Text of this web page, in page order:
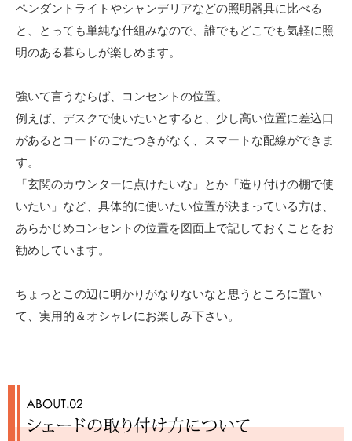
ペンダントライトやシャンデリアなどの照明器具に比べる
と、とっても単純な仕組みなので、誰でもどこでも気軽に照
明のある暮らしが楽しめます。
強いて言うならば、コンセントの位置。
例えば、デスクで使いたいとすると、少し高い位置に差込口
があるとコードのごたつきがなく、スマートな配線ができま
す。
「玄関のカウンターに点けたいな」とか「造り付けの棚で使
いたい」など、具体的に使いたい位置が決まっている方は、
あらかじめコンセントの位置を図面上で記しておくことをお
勧めしています。
ちょっとこの辺に明かりがなりないなと思うところに置い
て、実用的＆オシャレにお楽しみ下さい。